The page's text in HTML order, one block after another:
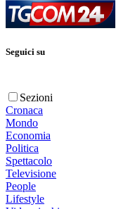
Seguici su
Sezioni
Cronaca
Mondo
Economia
Politica
Spettacolo
Televisione
People
Lifestyle